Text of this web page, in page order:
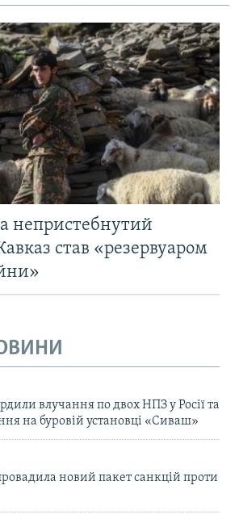
непристебнутий
став «резервуаром
влучання по двох НПЗ у Росії та
на буровій установці «Сиваш»
новий пакет санкцій проти